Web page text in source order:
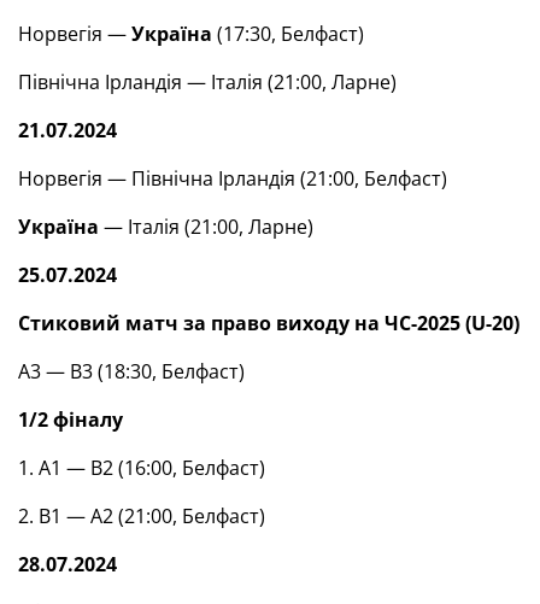
Норвегія —Україна (17:30, Белфаст)
Північна Ірландія — Італія (21:00, Ларне)
21.07.2024
Норвегія — Північна Ірландія (21:00, Белфаст)
Україна — Італія (21:00, Ларне)
25.07.2024
Стиковий матч за право виходу на ЧС-2025 (U-20)
А3 — В3 (18:30, Белфаст)
1/2 фіналу
1. А1 — В2 (16:00, Белфаст)
2. В1 — А2 (21:00, Белфаст)
28.07.2024